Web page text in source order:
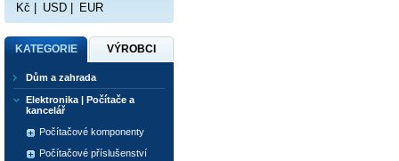
Kč USD EUR
KATEGORIE VÝROBCI
Dům a zahrada
Elektronika | Počítače a
kancelář
Počítačové komponenty
Počítačové příslušenství